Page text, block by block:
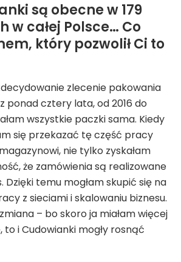
są obecne w 179
w całej Polsce… Co
który pozwolił Ci to
zlecenie pakowania
ponad cztery lata, od 2016 do
wszystkie paczki sama. Kiedy
się przekazać tę część pracy
nie tylko zyskałam
że zamówienia są realizowane
Dzięki temu mogłam skupić się na
z sieciami i skalowaniu biznesu.
– bo skoro ja miałam więcej
to i Cudowianki mogły rosnąć